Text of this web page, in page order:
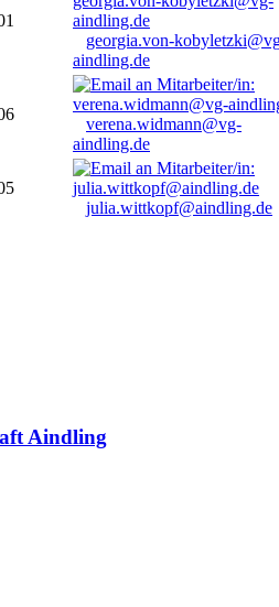
georgia.von-
aindling.de
verena.widmann@vg-
aindling.de
julia.wittkopf@aindling.de
Aindling